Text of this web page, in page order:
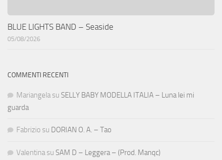
BLUE LIGHTS BAND – Seaside
05/08/2026
COMMENTI RECENTI
Mariangela su SELLY BABY MODELLA ITALIA – Luna lei mi
guarda
Fabrizio su DORIAN O. A. – Tao
Valentina su SAM D – Leggera – (Prod. Manqc)